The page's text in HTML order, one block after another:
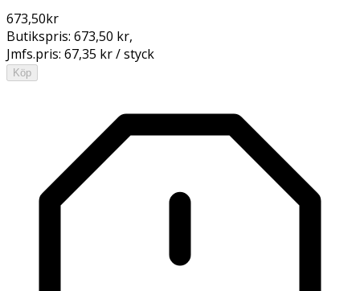
673,50kr
Butikspris: 673,50 kr,
Jmfs.pris: 67,35 kr / styck
Köp